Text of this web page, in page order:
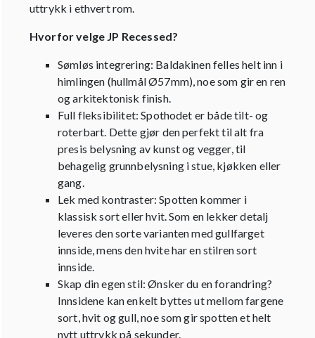
uttrykk i ethvert rom.
Hvorfor velge JP Recessed?
Sømløs integrering: Baldakinen felles helt inn i
himlingen (hullmål Ø57mm), noe som gir en ren
og arkitektonisk finish.
Full fleksibilitet: Spothodet er både tilt- og
roterbart. Dette gjør den perfekt til alt fra
presis belysning av kunst og vegger, til
behagelig grunnbelysning i stue, kjøkken eller
gang.
Lek med kontraster: Spotten kommer i
klassisk sort eller hvit. Som en lekker detalj
leveres den sorte varianten med gullfarget
innside, mens den hvite har en stilren sort
innside.
Skap din egen stil: Ønsker du en forandring?
Innsidene kan enkelt byttes ut mellom fargene
sort, hvit og gull, noe som gir spotten et helt
nytt uttrykk på sekunder.